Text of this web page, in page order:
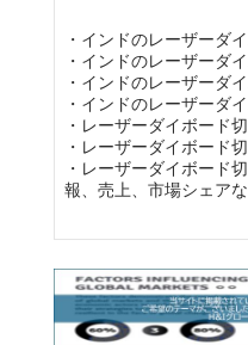
・インドのレーザーダ
・インドのレーザーダ
・インドのレーザーダ
・インドのレーザーダ
・レーザーダイボード
・レーザーダイボード
・レーザーダイボード
報、売上、市場シェア